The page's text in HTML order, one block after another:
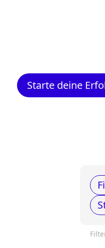
Starte deine